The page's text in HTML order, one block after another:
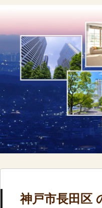
神戸市長田区